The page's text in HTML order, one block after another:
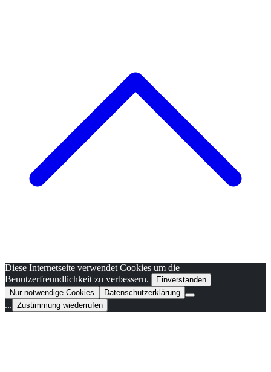
Diese Internetseite verwendet Cookies um die
Benutzerfreundlichkeit zu verbessern.
Einverstanden
Nur notwendige Cookies
Datenschutzerklärung
... Zustimmung wiederrufen